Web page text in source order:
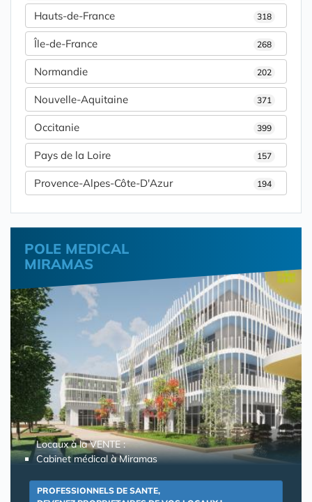
Hauts-de-France 318
Île-de-France 268
Normandie 202
Nouvelle-Aquitaine 371
Occitanie 399
Pays de la Loire 157
Provence-Alpes-Côte-D'Azur 194
POLE MEDICAL
MIRAMAS
Locaux à la VENTE :
Cabinet médical à Miramas
PROFESSIONNELS DE SANTE,